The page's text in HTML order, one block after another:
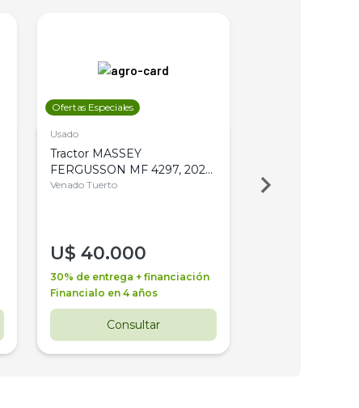
Ofertas Especiales
Usado
Tractor MASSEY
FERGUSSON MF 4297, 2020,
4WD, PATON
Venado Tuerto
U$ 40.000
30% de entrega + financiación
Financialo en 4 años
Consultar
Venado Tuerto